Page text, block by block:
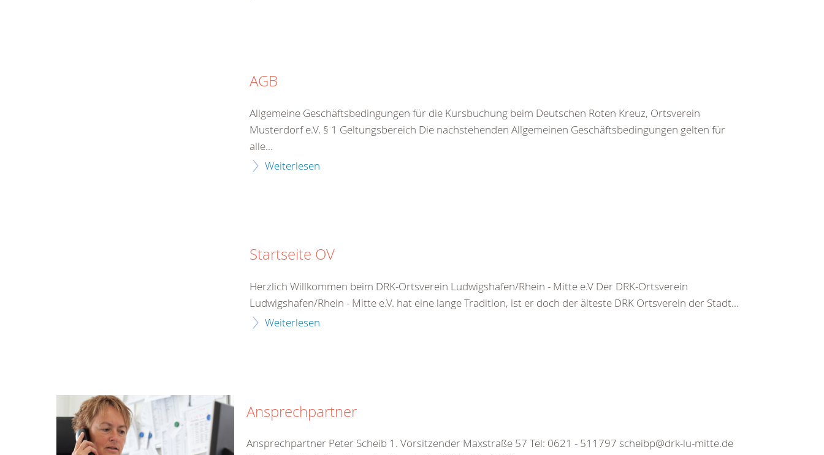
AGB
Allgemeine Geschäftsbedingungen für die Kursbuchung beim Deutschen Roten Kreuz, Ortsverein
Musterdorf e.V. § 1 Geltungsbereich Die nachstehenden Allgemeinen Geschäftsbedingungen gelten für
alle...
Weiterlesen
Startseite OV
Herzlich Willkommen beim DRK-Ortsverein Ludwigshafen/Rhein - Mitte e.V Der DRK-Ortsverein
Ludwigshafen/Rhein - Mitte e.V. hat eine lange Tradition, ist er doch der älteste DRK Ortsverein der Stadt...
Weiterlesen
Ansprechpartner
Ansprechpartner Peter Scheib 1. Vorsitzender Maxstraße 57 Tel: 0621 - 511797 scheibp@drk-lu-mitte.de